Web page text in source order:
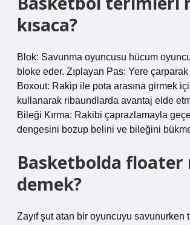
kısaca?
Blok: Savunma oyuncusu hücum
bloke eder. Zıplayan Pas: Yere çarparak
Boxout: Rakip ile pota arasına girmek
kullanarak ribaundlarda avantaj elde
Bileği Kırma: Rakibi çaprazlamayla
dengesini bozup belini ve bileğini
Basketbolda floater
demek?
Zayıf şut atan bir oyuncuyu savunurken